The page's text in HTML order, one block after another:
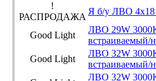
!
РАСПРОДАЖА
Я б/у ЛВО 4х18
Good Light
ЛВО 29W
встраиваемый/
Good Light
ЛВО 32W
встраиваемый/
ЛВО 32W